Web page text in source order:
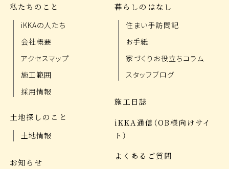
私たちのこと
iKKAの人たち
会社概要
アクセスマップ
施工範囲
採用情報
土地探しのこと
土地情報
お知らせ
暮らしのはなし
住まい手訪問記
お手紙
家づくりお役立ちコラム
スタッフブログ
施工日誌
iKKA通信（OB様向けサイ
ト）
よくあるご質問